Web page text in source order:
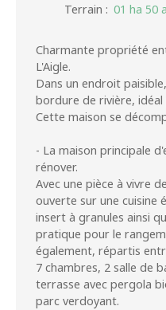
Terrain : 01 ha 50 a
Charmante propriété
L'Aigle.
Dans un endroit
bordure de rivière, idéal
Cette maison se
- La maison principale
rénover.
Avec une pièce à vivre
ouverte sur une cuisine
insert à granules ainsi
pratique pour le
également, répartis
7 chambres, 2 salle de
terrasse avec pergola
parc verdoyant.